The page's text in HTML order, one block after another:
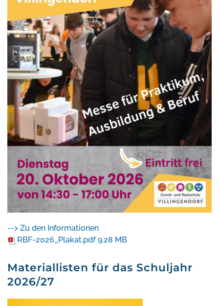
--> Zu den Informationen
RBF-2026_Plakat.pdf 9.28 MB
Materiallisten für das Schuljahr
2026/27